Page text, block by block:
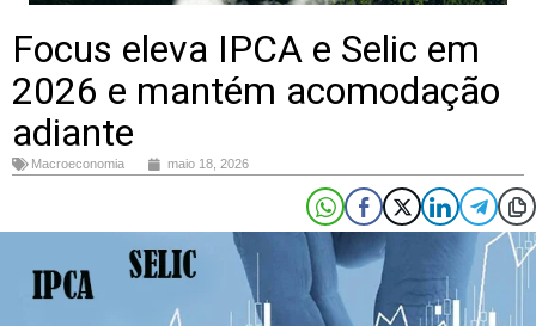
Focus eleva IPCA e Selic em
2026 e mantém acomodação
adiante
Macroeconomia maio 18, 2026